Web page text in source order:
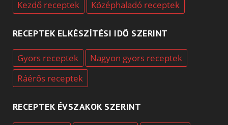
Kezdő receptek
Középhaladó receptek
RECEPTEK ELKÉSZÍTÉSI IDŐ SZERINT
Gyors receptek
Nagyon gyors receptek
Ráérős receptek
RECEPTEK ÉVSZAKOK SZERINT